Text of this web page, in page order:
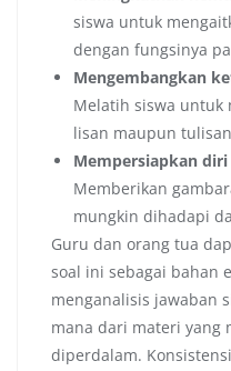
siswa untuk
dengan fungsinya
Mengembangkan
Melatih siswa untuk
lisan maupun
Mempersiapkan
Memberikan
mungkin dihadapi
Guru dan orang tua
soal ini sebagai bahan
menganalisis jawaban
mana dari materi yang
diperdalam.